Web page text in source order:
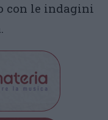
con le indagini